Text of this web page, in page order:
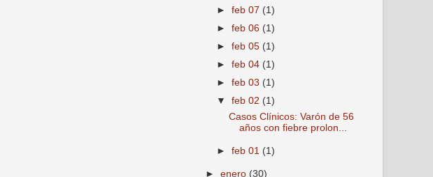
►feb 07 (1)
►feb 06 (1)
►feb 05 (1)
►feb 04 (1)
►feb 03 (1)
▼feb 02 (1)
Casos Clínicos: Varón de 56
años con fiebre prolon...
►feb 01 (1)
►enero (30)